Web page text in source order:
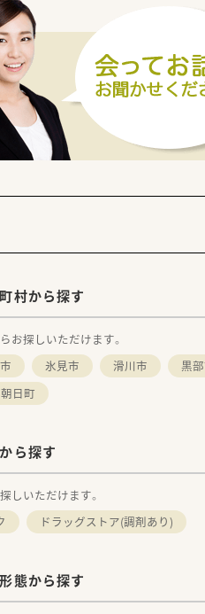
村から探す
お探しいただけます。
氷見市 滑川市 黒
日町
ら探す
しいただけます。
ドラッグストア(調剤あり)
態から探す